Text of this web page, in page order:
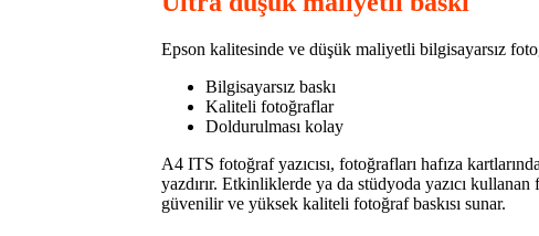
Epson kalitesinde ve düşük maliyetli bilgisayarsız
Bilgisayarsız baskı
Kaliteli fotoğraflar
Doldurulması kolay
A4 ITS fotoğraf yazıcısı, fotoğrafları hafıza
yazdırır. Etkinliklerde ya da stüdyoda yazıcı
güvenilir ve yüksek kaliteli fotoğraf baskısı sunar.